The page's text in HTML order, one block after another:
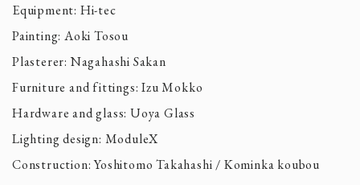
Equipment: Hi-tec
Painting: Aoki Tosou
Plasterer: Nagahashi Sakan
Furniture and fittings: Izu Mokko
Hardware and glass: Uoya Glass
Lighting design: ModuleX
Construction: Yoshitomo Takahashi / Kominka koubou